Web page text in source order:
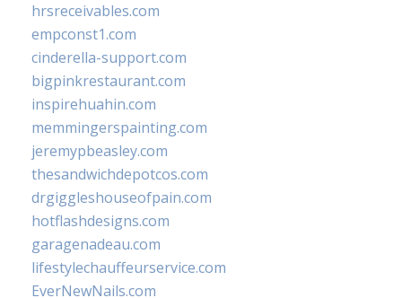
hrsreceivables.com
empconst1.com
cinderella-support.com
bigpinkrestaurant.com
inspirehuahin.com
memmingerspainting.com
jeremypbeasley.com
thesandwichdepotcos.com
drgiggleshouseofpain.com
hotflashdesigns.com
garagenadeau.com
lifestylechauffeurservice.com
EverNewNails.com